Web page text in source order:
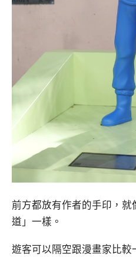
前方都放有作者的手印，
道」一樣。
遊客可以隔空跟漫畫家比